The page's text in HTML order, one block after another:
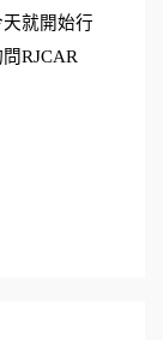
就開始行
RJCAR